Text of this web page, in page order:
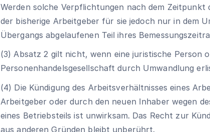
Werden solche Verpflichtungen nach dem Zeitpunkt
der bisherige Arbeitgeber für sie jedoch nur in dem
Übergangs abgelaufenen Teil ihres
(3) Absatz 2 gilt nicht, wenn eine juristische Person
Personenhandelsgesellschaft durch Umwandlung
(4) Die Kündigung des Arbeitsverhältnisses eines
Arbeitgeber oder durch den neuen Inhaber wegen
eines Betriebsteils ist unwirksam. Das Recht zur
aus anderen Gründen bleibt unberührt.